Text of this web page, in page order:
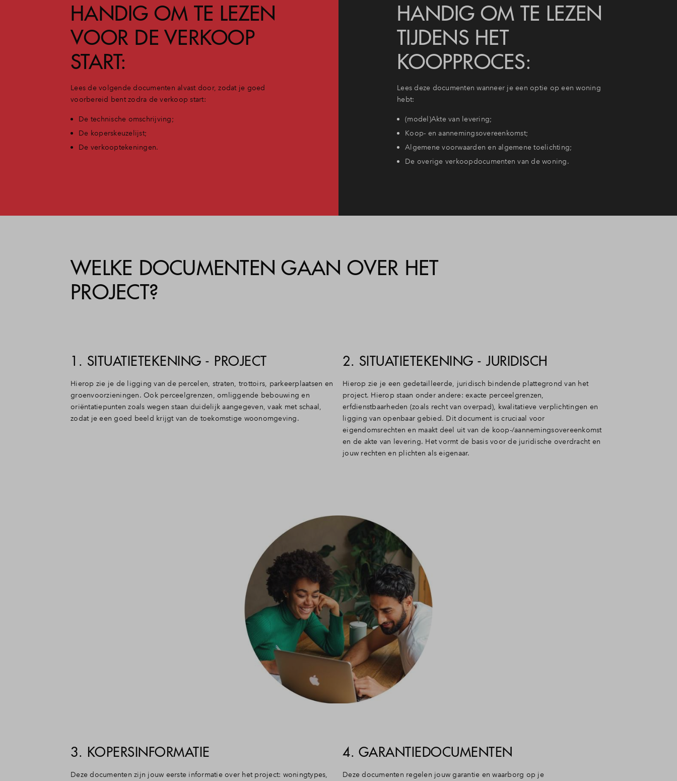
HANDIG OM TE LEZEN
VOOR DE VERKOOP
START:
Lees de volgende documenten alvast door, zodat je goed
voorbereid bent zodra de verkoop start:
De technische omschrijving;
De koperskeuzelijst;
De verkooptekeningen.
HANDIG OM TE LEZEN
TIJDENS HET
KOOPPROCES:
Lees deze documenten wanneer je een optie op een woning
hebt:
(model)Akte van levering;
Koop- en aannemingsovereenkomst;
Algemene voorwaarden en algemene toelichting;
De overige verkoopdocumenten van de woning.
WELKE DOCUMENTEN GAAN OVER HET
PROJECT?
1. SITUATIETEKENING - PROJECT
Hierop zie je de ligging van de percelen, straten, trottoirs, parkeerplaatsen en
groenvoorzieningen. Ook perceelgrenzen, omliggende bebouwing en
oriëntatiepunten zoals wegen staan duidelijk aangegeven, vaak met schaal,
zodat je een goed beeld krijgt van de toekomstige woonomgeving.
2. SITUATIETEKENING - JURIDISCH
Hierop zie je een gedetailleerde, juridisch bindende plattegrond van het
project. Hierop staan onder andere: exacte perceelgrenzen,
erfdienstbaarheden (zoals recht van overpad), kwalitatieve verplichtingen en
ligging van openbaar gebied. Dit document is cruciaal voor
eigendomsrechten en maakt deel uit van de koop-/aannemingsovereenkomst
en de akte van levering. Het vormt de basis voor de juridische overdracht en
jouw rechten en plichten als eigenaar.
3. KOPERSINFORMATIE
Deze documenten zijn jouw eerste informatie over het project: woningtypes,
4. GARANTIEDOCUMENTEN
Deze documenten regelen jouw garantie en waarborg op je